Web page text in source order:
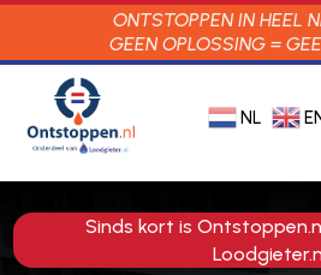
ONTSTOPPEN IN HEEL
GEEN OPLOSSING =
NL
Sinds kort is